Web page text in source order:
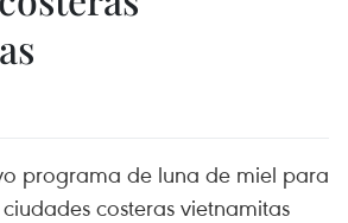
programa de luna de miel para
costeras vietnamitas